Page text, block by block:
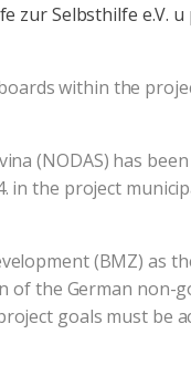
zur Selbsthilfe e.V. u
within the
(NODAS) has
in the project
(BMZ) as
of the German non-
goals must be